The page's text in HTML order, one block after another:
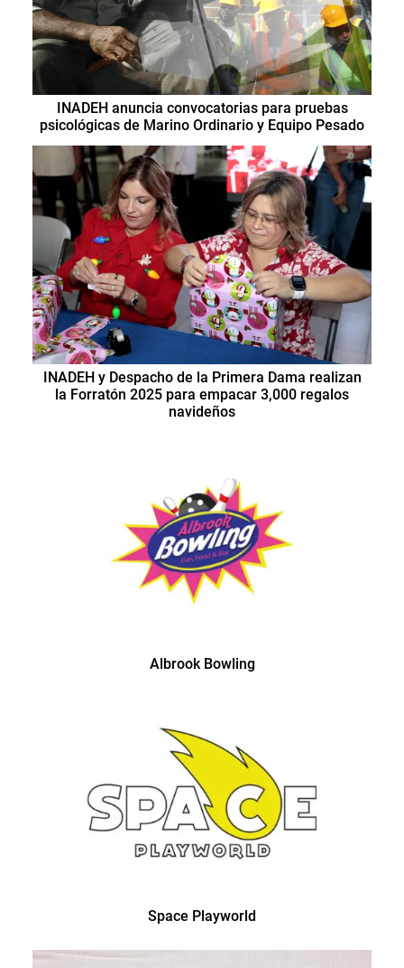
INADEH anuncia convocatorias para pruebas
psicológicas de Marino Ordinario y Equipo Pesado
INADEH y Despacho de la Primera Dama realizan
la Forratón 2025 para empacar 3,000 regalos
navideños
Albrook Bowling
Space Playworld